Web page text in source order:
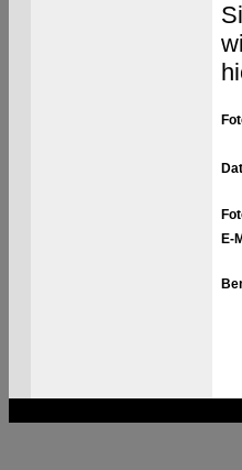
E-